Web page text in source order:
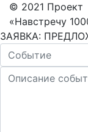
© 2021 Проект
«Навстречу
ЗАЯВКА: